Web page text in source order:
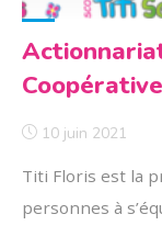
10 juin 2021
Titi Floris est la
personnes à